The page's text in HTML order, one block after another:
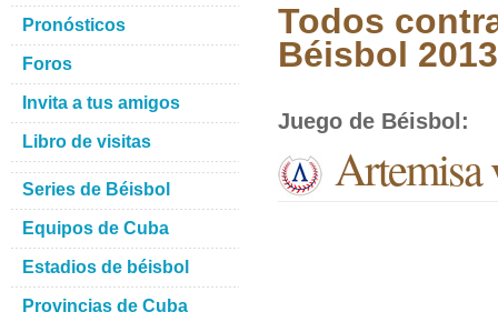
Todos
Béisbol
Juego de Béisbol :
Artemisa
Pronósticos
Foros
Invita a tus amigos
Libro de visitas
Series de Béisbol
Equipos de Cuba
Estadios de béisbol
Provincias de Cuba